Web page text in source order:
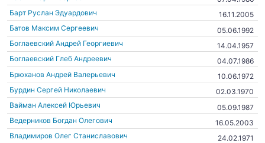
Барт Руслан Эдуардович
16.11.2005
Батов Максим Сергеевич
05.06.1992
Боглаевский Андрей Георгиевич
14.04.1957
Боглаевский Глеб Андреевич
04.07.1986
Брюханов Андрей Валерьевич
10.06.1972
Бурдин Сергей Николаевич
02.03.1970
Вайман Алексей Юрьевич
05.09.1987
Ведерников Богдан Олегович
16.05.2003
Владимиров Олег Станиславович
24.02.1971